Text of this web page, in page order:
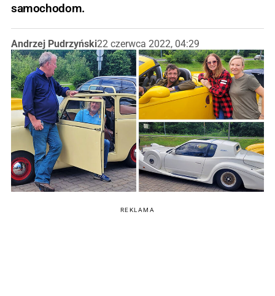
samochodom.
Andrzej Pudrzyński22 czerwca 2022, 04:29
REKLAMA